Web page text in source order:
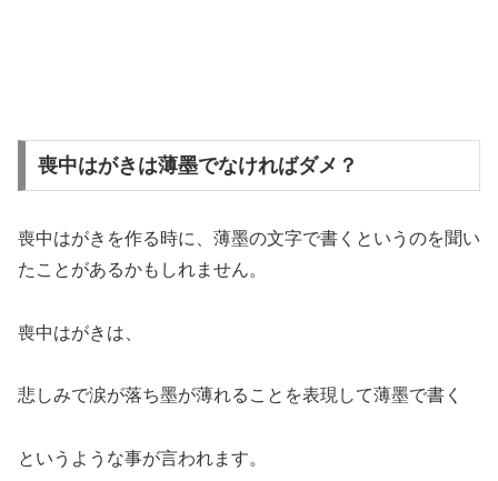
喪中はがきは薄墨でなければダメ？
喪中はがきを作る時に、薄墨の文字で書くというのを聞い
たことがあるかもしれません。
喪中はがきは、
悲しみで涙が落ち墨が薄れることを表現して薄墨で書く
というような事が言われます。